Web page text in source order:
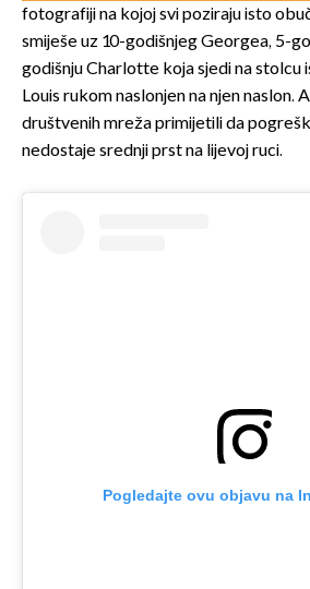
fotografiji na kojoj svi poziraju isto
smiješe uz 10-godišnjeg Georgea, 5-
godišnju Charlotte koja sjedi na stolcu
Louis rukom naslonjen na njen naslon.
društvenih mreža primijetili da
nedostaje srednji prst na lijevoj ruci.
Pogledajte ovu objavu na